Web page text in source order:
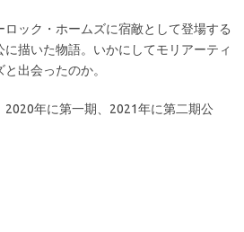
ック・ホームズに宿敵として登場する
描いた物語。いかにしてモリアーティ
出会ったのか。
2020年に第一期、2021年に第二期公